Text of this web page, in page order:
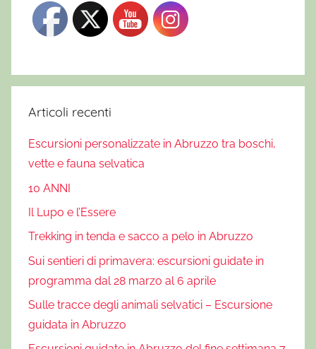
Articoli recenti
Escursioni personalizzate in Abruzzo tra boschi,
vette e fauna selvatica
10 ANNI
Il Lupo e l’Essere
Trekking in tenda e sacco a pelo in Abruzzo
Sui sentieri di primavera: escursioni guidate in
programma dal 28 marzo al 6 aprile
Sulle tracce degli animali selvatici – Escursione
guidata in Abruzzo